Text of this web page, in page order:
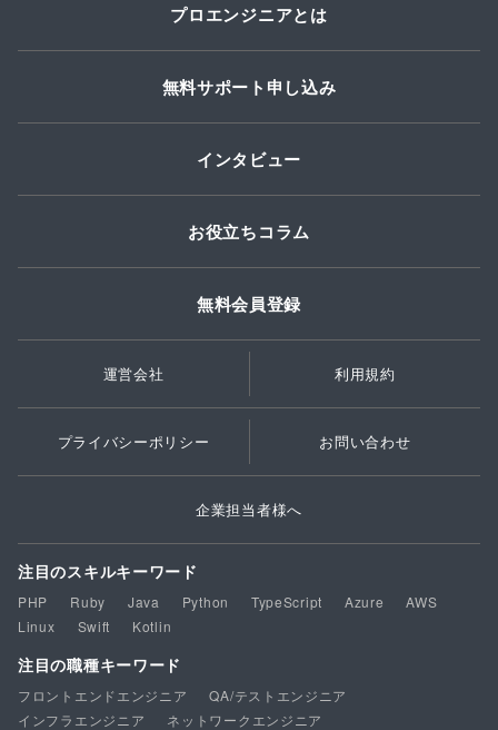
プロエンジニアとは
無料サポート申し込み
インタビュー
お役立ちコラム
無料会員登録
運営会社 利用規約
プライバシーポリシー お問い合わせ
企業担当者様へ
注目のスキルキーワード
PHP Ruby Java Python TypeScript Azure
AWS
Linux
Swift Kotlin
注目の職種キーワード
フロントエンドエンジニア
QA/テストエンジニア
インフラエンジニア
ネットワークエンジニア